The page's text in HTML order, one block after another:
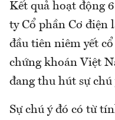
Kết quả hoạt động
ty Cổ phần Cơ điện
đầu tiên niêm yết
chứng khoán Việt
đang thu hút sự chú
Sự chú ý đó có từ